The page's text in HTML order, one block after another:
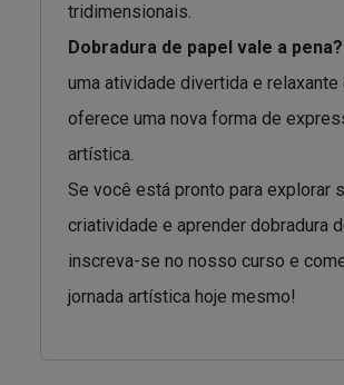
tridimensionais.
Dobradura de papel vale a pena?
uma atividade divertida e relaxante
oferece uma nova forma de
artística.
Se você está pronto para explorar
criatividade e aprender dobradura
inscreva-se no nosso curso e
jornada artística hoje mesmo!